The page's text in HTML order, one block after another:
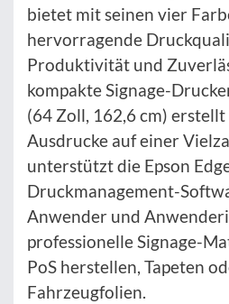
bietet mit seinen vier
hervorragende
Produktivität und
kompakte Signage-
(64 Zoll, 162,6 cm)
Ausdrucke auf einer
unterstützt die Epson
Druckmanagement-
Anwender und
professionelle Signage-
PoS herstellen, Tapeten
Fahrzeugfolien.